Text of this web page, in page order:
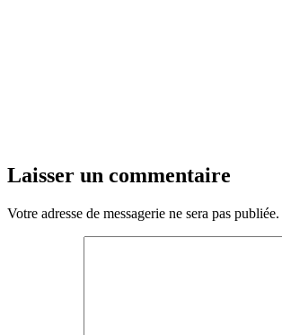
Laisser un commentaire
Votre adresse de messagerie ne sera pas publiée.